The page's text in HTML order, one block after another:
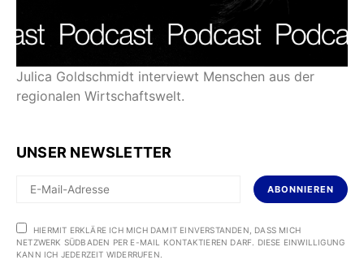
Julica Goldschmidt interviewt Menschen aus der
regionalen Wirtschaftswelt.
UNSER NEWSLETTER
ABONNIEREN
HIERMIT ERKLÄRE ICH MICH DAMIT EINVERSTANDEN, DASS MICH
NETZWERK SÜDBADEN PER E-MAIL KONTAKTIEREN DARF. DIESE EINWILLIGUNG
KANN ICH JEDERZEIT WIDERRUFEN.